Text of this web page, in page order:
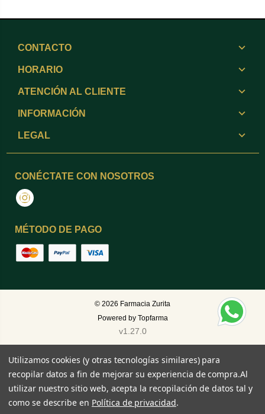
CONTACTO
HORARIO
ATENCIÓN AL CLIENTE
INFORMACIÓN
LEGAL
CONÉCTATE CON NOSOTROS
Instagram
MÉTODO DE PAGO
© 2026 Farmacia Zurita
Powered by Topfarma
v1.27.0
Utilizamos cookies (y otras tecnologías similares) para
recopilar datos a fin de mejorar su experiencia de compra.Al
utilizar nuestro sitio web, acepta la recopilación de datos tal y
como se describe en Política de privacidad.